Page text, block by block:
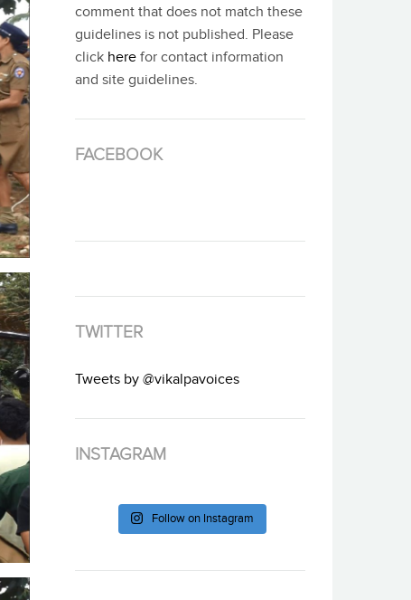
comment that does not match these
guidelines is not published. Please
click here for contact information
and site guidelines.
FACEBOOK
TWITTER
Tweets by @vikalpavoices
INSTAGRAM
Follow on Instagram